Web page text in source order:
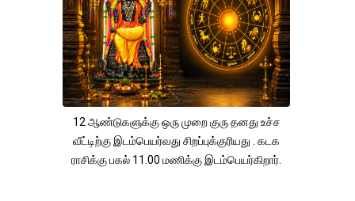
12 ஆண்டுகளுக்கு ஒரு முறை குரு தனது உச்ச
வீட்டிற்கு இடம்பெயர்வது சிறப்புக்குரியது . கடக
ராசிக்கு பகல் 11.00 மணிக்கு இடம்பெயர்கிறார்.